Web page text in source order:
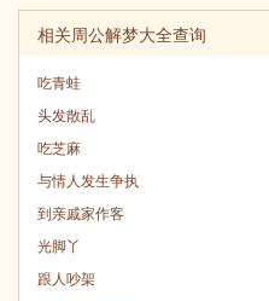
相关周公解梦大全查询
吃青蛙
头发散乱
吃芝麻
与情人发生争执
到亲戚家作客
光脚丫
跟人吵架